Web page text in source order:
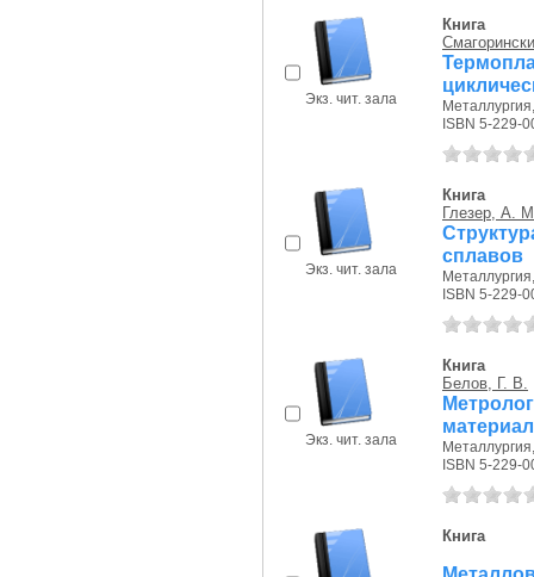
Экз. чит. зала
Книга
ISBN 5-229-
Экз. чит. зала
Книга
Глезер, А.
сплавов
ISBN 5-229-
Экз. чит. зала
Книга
Белов, Г. В.
ISBN 5-229-
Книга